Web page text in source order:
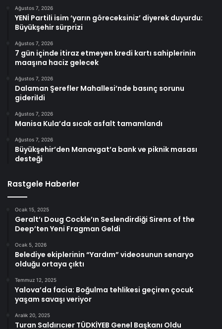
Ağustos 7, 2026
YENİ Partili isim ‘yarın göreceksiniz’ diyerek duyurdu:
Büyükşehir sürprizi
Ağustos 7, 2026
7 gün içinde itiraz etmeyen kredi kartı sahiplerinin
maaşına haciz gelecek
Ağustos 7, 2026
Dalaman Şerefler Mahallesi’nde basınç sorunu
giderildi
Ağustos 7, 2026
Manisa Kula’da sıcak asfalt tamamlandı
Ağustos 7, 2026
Büyükşehir’den Manavgat’a bank ve piknik masası
desteği
Rastgele Haberler
Ocak 15, 2025
Geralt’ı Doug Cockle’ın Seslendirdiği Sirens of the
Deep’ten Yeni Fragman Geldi
Ocak 5, 2026
Belediye ekiplerinin “Yardım” videosunun senaryo
olduğu ortaya çıktı
Temmuz 12, 2025
Yalova’da facia: Boğulma tehlikesi geçiren çocuk
yaşam savaşı veriyor
Aralık 20, 2025
Turan Saldırıcıer TÜDKİYEB Genel Başkanı Oldu